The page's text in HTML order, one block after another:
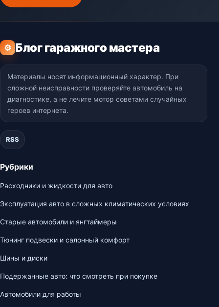
⚙ Блог гаражного мастера
Материалы носят информационный характер. При
сложной неисправности проверяйте автомобиль на
диагностике, а не лечите мотор советами случайных
героев интернета.
RSS
Рубрики
Расходники и жидкости для авто
Эксплуатация авто в сложных климатических условиях
Старые автомобили и янгтаймеры
Тюнинг подвески и салонный комфорт
Шины и диски
Подержанные авто: что смотреть при покупке
Автомобили для работы